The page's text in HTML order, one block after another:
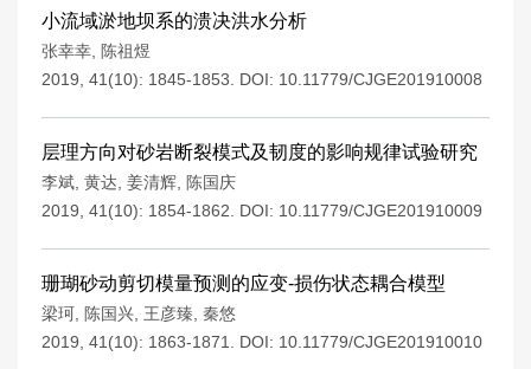
小流域淤地坝系的溃决洪水分析
张幸幸
陈祖煜
2019, 41(10): 1845-1853.
DOI: 10.11779/CJGE201910008
层理方向对砂岩断裂模式及韧度的影响规律试验研究
李斌 黄达 姜清辉
陈国庆
2019, 41(10): 1854-1862.
DOI: 10.11779/CJGE201910009
珊瑚砂动剪切模量预测的应变-损伤状态耦合模型
梁珂 陈国兴 王彦臻 秦悠
2019, 41(10): 1863-1871.
DOI: 10.11779/CJGE201910010